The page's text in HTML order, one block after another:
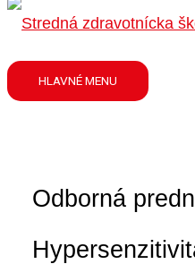
HLAVNÉ MENU
Odborná